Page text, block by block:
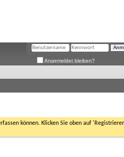
Angemeldet bleiben?
können. Klicken Sie oben auf